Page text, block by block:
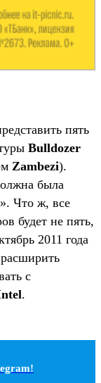
пять
Bulldozer
Zambezi).
была
Что ж, все
будет не пять,
2011 года
с
.